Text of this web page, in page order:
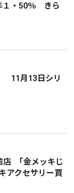
１・50％ きら
11月13日シリ
店 ｢金メッキじ
アクセサリー買